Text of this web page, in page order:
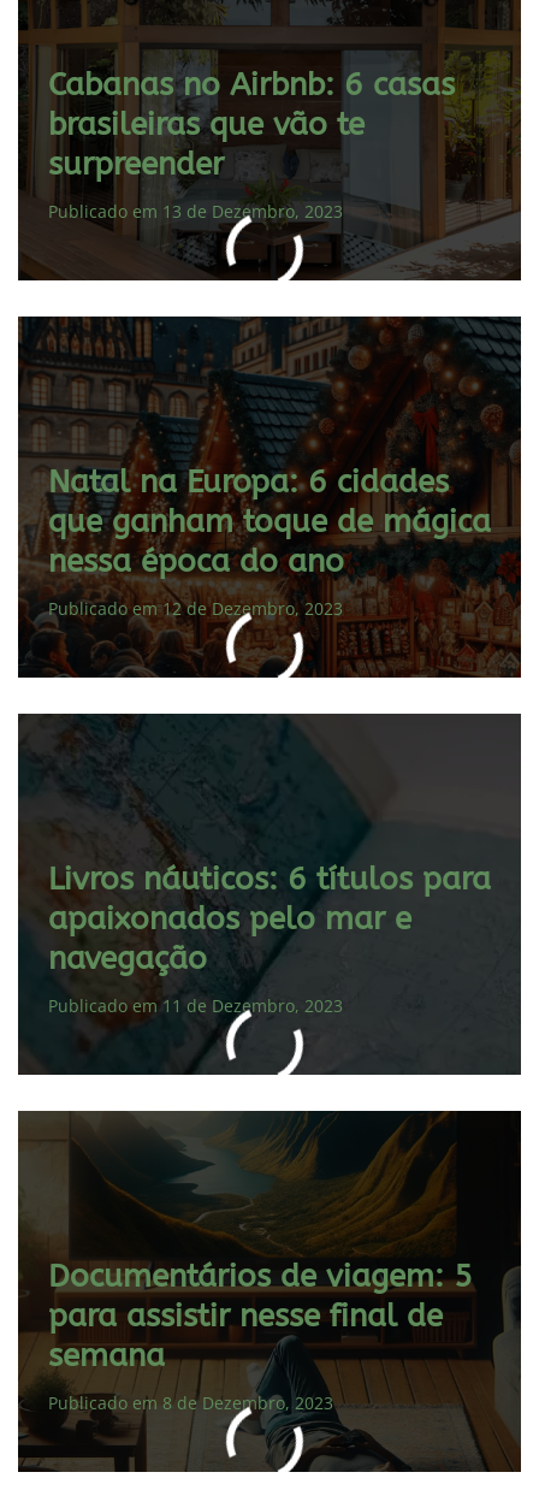
Cabanas no Airbnb: 6 casas
brasileiras que vão te
surpreender
Publicado em 13 de Dezembro, 2023
Natal na Europa: 6 cidades
que ganham toque de mágica
nessa época do ano
Publicado em 12 de Dezembro, 2023
Livros náuticos: 6 títulos para
apaixonados pelo mar e
navegação
Publicado em 11 de Dezembro, 2023
Documentários de viagem: 5
para assistir nesse final de
semana
Publicado em 8 de Dezembro, 2023